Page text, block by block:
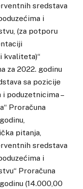
sredstava
i
(za potporu
kvaliteta)“
za 2022. godinu
sa pozicije
poduzetnicima –
Proračuna
pitanja,
sredstava
i
Proračuna
(14.000,00